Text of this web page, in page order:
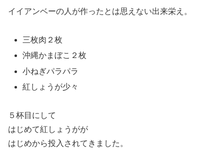
イイアンベーの人が作ったとは思えない出来栄え。
三枚肉２枚
沖縄かまぼこ２枚
小ねぎパラパラ
紅しょうが少々
５杯目にして
はじめて紅しょうがが
はじめから投入されてきました。